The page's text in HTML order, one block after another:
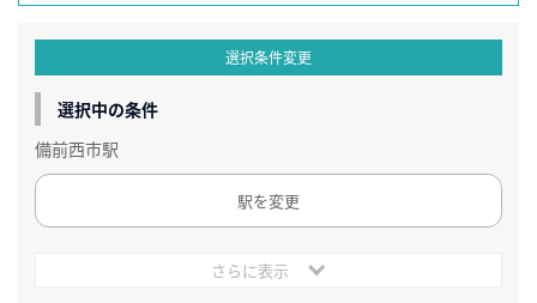
選択条件変更
選択中の条件
備前西市駅
駅を変更
さらに表示